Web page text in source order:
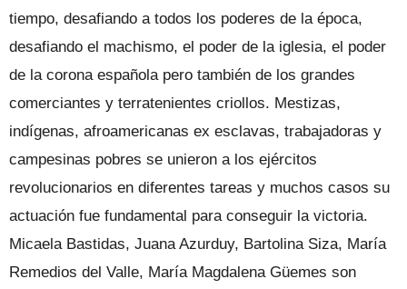
tiempo, desafiando a todos los poderes de la época,
desafiando el machismo, el poder de la iglesia, el poder
de la corona española pero también de los grandes
comerciantes y terratenientes criollos. Mestizas,
indígenas, afroamericanas ex esclavas, trabajadoras y
campesinas pobres se unieron a los ejércitos
revolucionarios en diferentes tareas y muchos casos su
actuación fue fundamental para conseguir la victoria.
Micaela Bastidas, Juana Azurduy, Bartolina Siza, María
Remedios del Valle, María Magdalena Güemes son